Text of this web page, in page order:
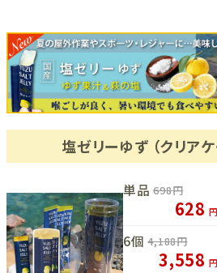
塩ゼリーゆず （クリア
単品 698円
628
6個 4,188円
3,558